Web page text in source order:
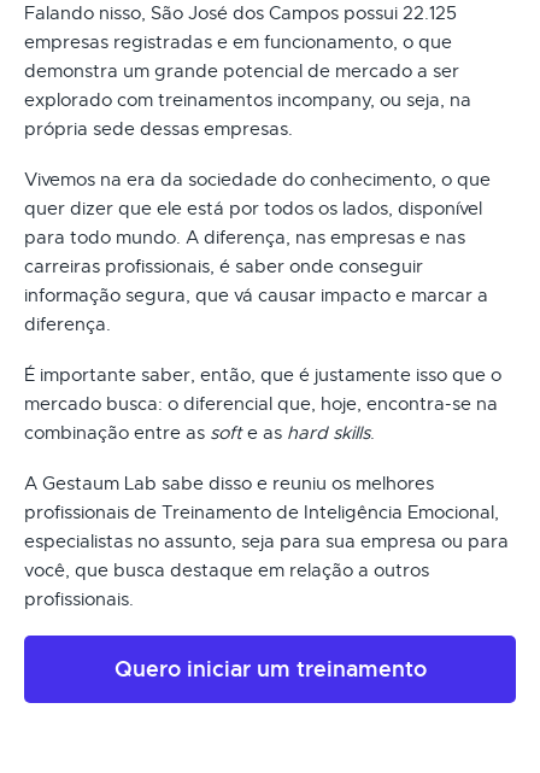
Falando nisso, São José dos Campos possui 22.125
empresas registradas e em funcionamento, o que
demonstra um grande potencial de mercado a ser
explorado com treinamentos incompany, ou seja, na
própria sede dessas empresas.
Vivemos na era da sociedade do conhecimento, o que
quer dizer que ele está por todos os lados, disponível
para todo mundo. A diferença, nas empresas e nas
carreiras profissionais, é saber onde conseguir
informação segura, que vá causar impacto e marcar a
diferença.
É importante saber, então, que é justamente isso que o
mercado busca: o diferencial que, hoje, encontra-se na
combinação entre as softe as hard skills.
A Gestaum Lab sabe disso e reuniu os melhores
profissionais de Treinamento de Inteligência Emocional,
especialistas no assunto, seja para sua empresa ou para
você, que busca destaque em relação a outros
profissionais.
Quero iniciar um treinamento